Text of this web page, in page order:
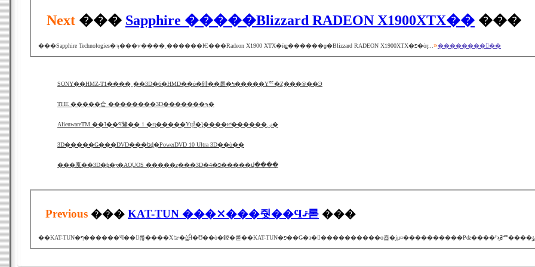
Next ��� Sapphire �����Blizzard RADEON X1900XTX�� ���
���Sapphire Technologies�ϡ���ѵ����˱������Ѥ���Radeon X1900 XTX�ӥǥ������ɡ�Blizzard RADEON X1900XTX�פ�ȯɽ...»��������򸫤��
SONY��HMZ-T1����˾��3D�б�HMD��ȯ�䤵��롪�ߤ�����Υꥹ�Ȥ���®��Ͽ
THE �����仺 ��������3D�������ϡ�
AlienwareTM ��˥��Ϥ鷺�� 1 �ԥ�����Υɥå�ȴ����ѥͥ�̵�����ݾ�
3D�����Ǥ���DVD���եȡ�PowerDVD 10 Ultra 3D��ȯ��
���㡼��3D�ƥ�ӡ�AQUOS �����ȥ���3D�פ�4�����վ����
Previous ��� KAT-TUN ���⤬���줫��Ϥޤ롣 ���